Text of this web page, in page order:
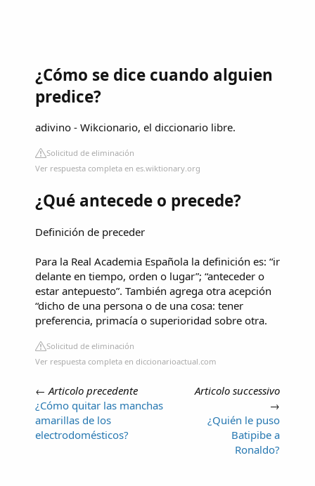
¿Cómo se dice cuando alguien
predice?
adivino - Wikcionario, el diccionario libre.
Solicitud de eliminación
Ver respuesta completa en es.wiktionary.org
¿Qué antecede o precede?
Definición de preceder
Para la Real Academia Española la definición es: “ir
delante en tiempo, orden o lugar”; “anteceder o
estar antepuesto”. También agrega otra acepción
“dicho de una persona o de una cosa: tener
preferencia, primacía o superioridad sobre otra.
Solicitud de eliminación
Ver respuesta completa en diccionarioactual.com
← Articolo precedente
¿Cómo quitar las manchas
amarillas de los
electrodomésticos?
Articolo successivo
→
¿Quién le puso
Batipibe a
Ronaldo?